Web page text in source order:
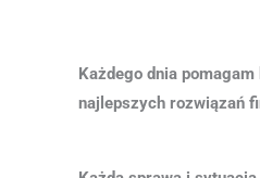
Każdego dnia
najlepszych rozwiązań